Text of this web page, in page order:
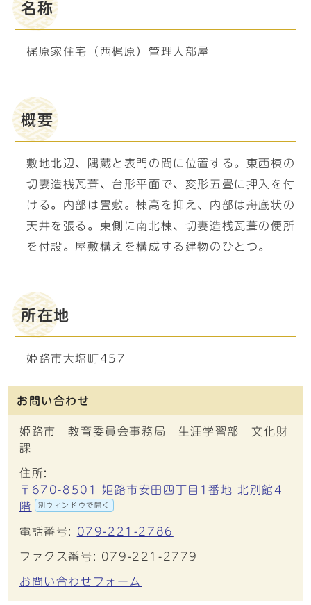
名称
梶原家住宅（西梶原）管理人部屋
概要
敷地北辺、隅蔵と表門の間に位置する。東西棟の
切妻造桟瓦葺、台形平面で、変形五畳に押入を付
ける。内部は畳敷。棟高を抑え、内部は舟底状の
天井を張る。東側に南北棟、切妻造桟瓦葺の便所
を付設。屋敷構えを構成する建物のひとつ。
所在地
姫路市大塩町457
お問い合わせ
姫路市 教育委員会事務局 生涯学習部 文化財
課
住所:
〒670-8501 姫路市安田四丁目1番地 北別館4
階
別ウィンドウで開く
電話番号: 079-221-2786
ファクス番号: 079-221-2779
お問い合わせフォーム